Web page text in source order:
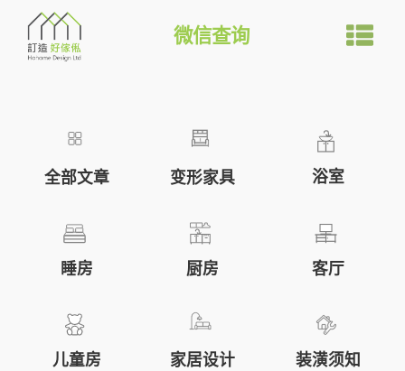
微信查询
章
全部文章 变形家具 浴室
睡房 厨房 客厅
儿童房 家居设计 装潢须知